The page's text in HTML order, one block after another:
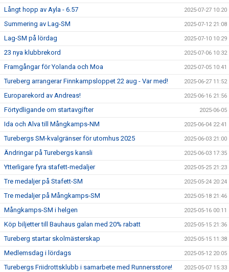
Långt hopp av Ayla - 6.57 2025-07-27 10:20
Summering av Lag-SM 2025-07-12 21:08
Lag-SM på lördag 2025-07-10 10:29
23 nya klubbrekord 2025-07-06 10:32
Framgångar för Yolanda och Moa 2025-07-05 10:41
Tureberg arrangerar Finnkampsloppet 22 aug - Var med! 2025-06-27 11:52
Europarekord av Andreas! 2025-06-16 21:56
Förtydligande om startavgifter 2025-06-05
Ida och Alva till Mångkamps-NM 2025-06-04 22:41
Turebergs SM-kvalgränser för utomhus 2025 2025-06-03 21:00
Ändringar på Turebergs kansli 2025-06-03 17:35
Ytterligare fyra stafett-medaljer 2025-05-25 21:23
Tre medaljer på Stafett-SM 2025-05-24 20:24
Tre medaljer på Mångkamps-SM 2025-05-18 21:46
Mångkamps-SM i helgen 2025-05-16 00:11
Köp biljetter till Bauhaus galan med 20% rabatt 2025-05-15 21:36
Tureberg startar skolmästerskap 2025-05-15 11:38
Medlemsdag i lördags 2025-05-12 20:05
Turebergs Friidrottsklubb i samarbete med Runnersstore! 2025-05-07 15:33